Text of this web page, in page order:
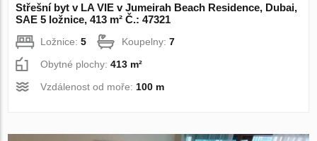
Střešní byt v LA VIE v Jumeirah Beach Residence, Dubai,
SAE 5 ložnice, 413 m² Č.: 47321
Ložnice:5 Koupelny:7
Obytné plochy:413 m²
Vzdálenost od moře: 100 m